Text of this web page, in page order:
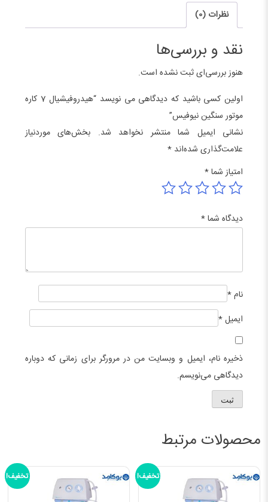
نظرات (0)
نقد و بررسی‌ها
هنوز بررسی‌ای ثبت نشده است.
اولین کسی باشید که دیدگاهی می نویسد “هیدروفیشیال 7 کاره
موتور سنگین نیوفیس”
نشانی ایمیل شما منتشر نخواهد شد. بخش‌های موردنیاز
علامت‌گذاری شده‌اند *
امتیاز شما*
دیدگاه شما*
نام*
ایمیل*
ذخیره نام، ایمیل و وبسایت من در مرورگر برای زمانی که دوباره
دیدگاهی می‌نویسم.
محصولات مرتبط
تخفیف! تخفیف!